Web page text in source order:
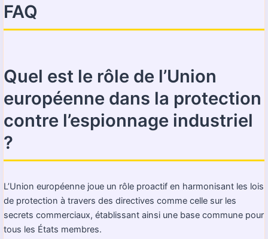
FAQ
Quel est le rôle de l’Union
européenne dans la protection
contre l’espionnage industriel
?
L’Union européenne joue un rôle proactif en harmonisant les lois
de protection à travers des directives comme celle sur les
secrets commerciaux, établissant ainsi une base commune pour
tous les États membres.